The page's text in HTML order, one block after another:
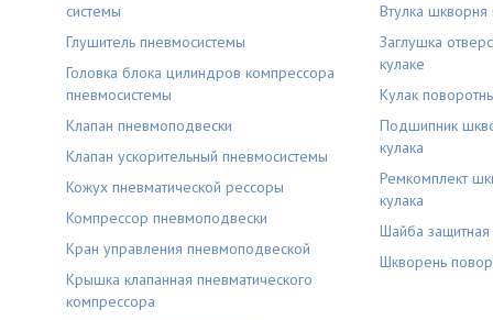
системы
Глушитель пневмосистемы
Головка блока цилиндров компрессора
пневмосистемы
Клапан пневмоподвески
Клапан ускорительный пневмосистемы
Кожух пневматической рессоры
Компрессор пневмоподвески
Кран управления пневмоподвеской
Крышка клапанная пневматического
компрессора
Втулка шкворня
Заглушка
кулаке
Кулак
Подшипник
кулака
Ремкомплект
кулака
Шайба защитная
Шкворень